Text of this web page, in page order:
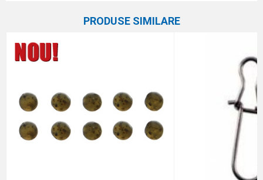
Accesorii crap
Marca
Email
Comentariu
PRODUSE SIMILARE